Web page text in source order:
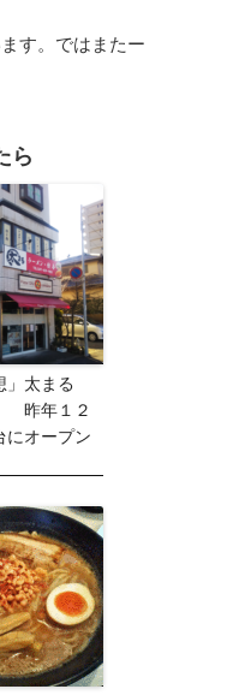
す。ではまたー
ら
」太まる
昨年１２
にオープン